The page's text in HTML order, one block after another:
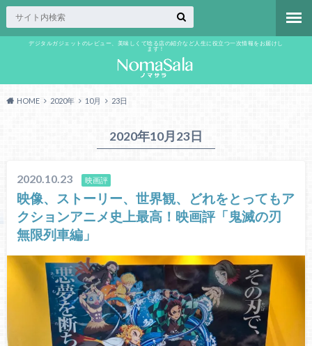
デジタルガジェットのレビュー、美味しくて唸る店の紹介など人生に役立つ一次情報をお届けし
ます！
HOME 2020年 10月 23日
2020年10月23日
2020.10.23 映画評
映像、ストーリー、世界観、どれをとってもア
クションアニメ史上最高！映画評「鬼滅の刃
無限列車編」